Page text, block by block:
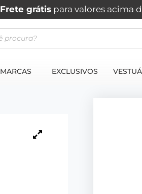
Frete grátispara valores acima
MARCAS EXCLUSIVOS